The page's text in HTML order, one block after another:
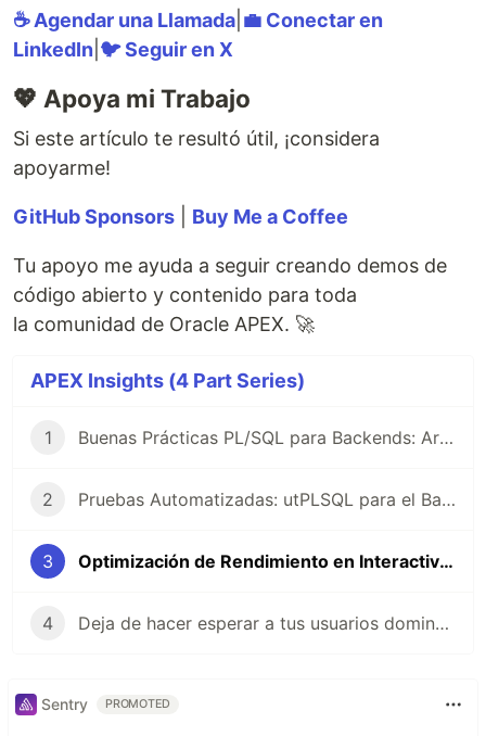
☕ Agendar una Llamada 💼 Conectar en
LinkedIn 🐦 Seguir en X
💖 Apoya mi Trabajo
Si este artículo te resultó útil, ¡considera
apoyarme!
GitHub Sponsors Buy Me a Coffee
Tu apoyo me ayuda a seguir creando demos de
código abierto y contenido para toda
la comunidad de Oracle APEX. 🚀
APEX Insights (4 Part Series)
1 Buenas Prácticas PL/SQL para Backends: Arquitectura sobre Sintaxis
2 Pruebas Automatizadas: utPLSQL para el Backend
3 Optimización de Rendimiento en Interactive Reports: Arquitectura sobre Configuración
4 Deja de hacer esperar a tus usuarios dominando APEX_AUTOMATION
Sentry PROMOTED